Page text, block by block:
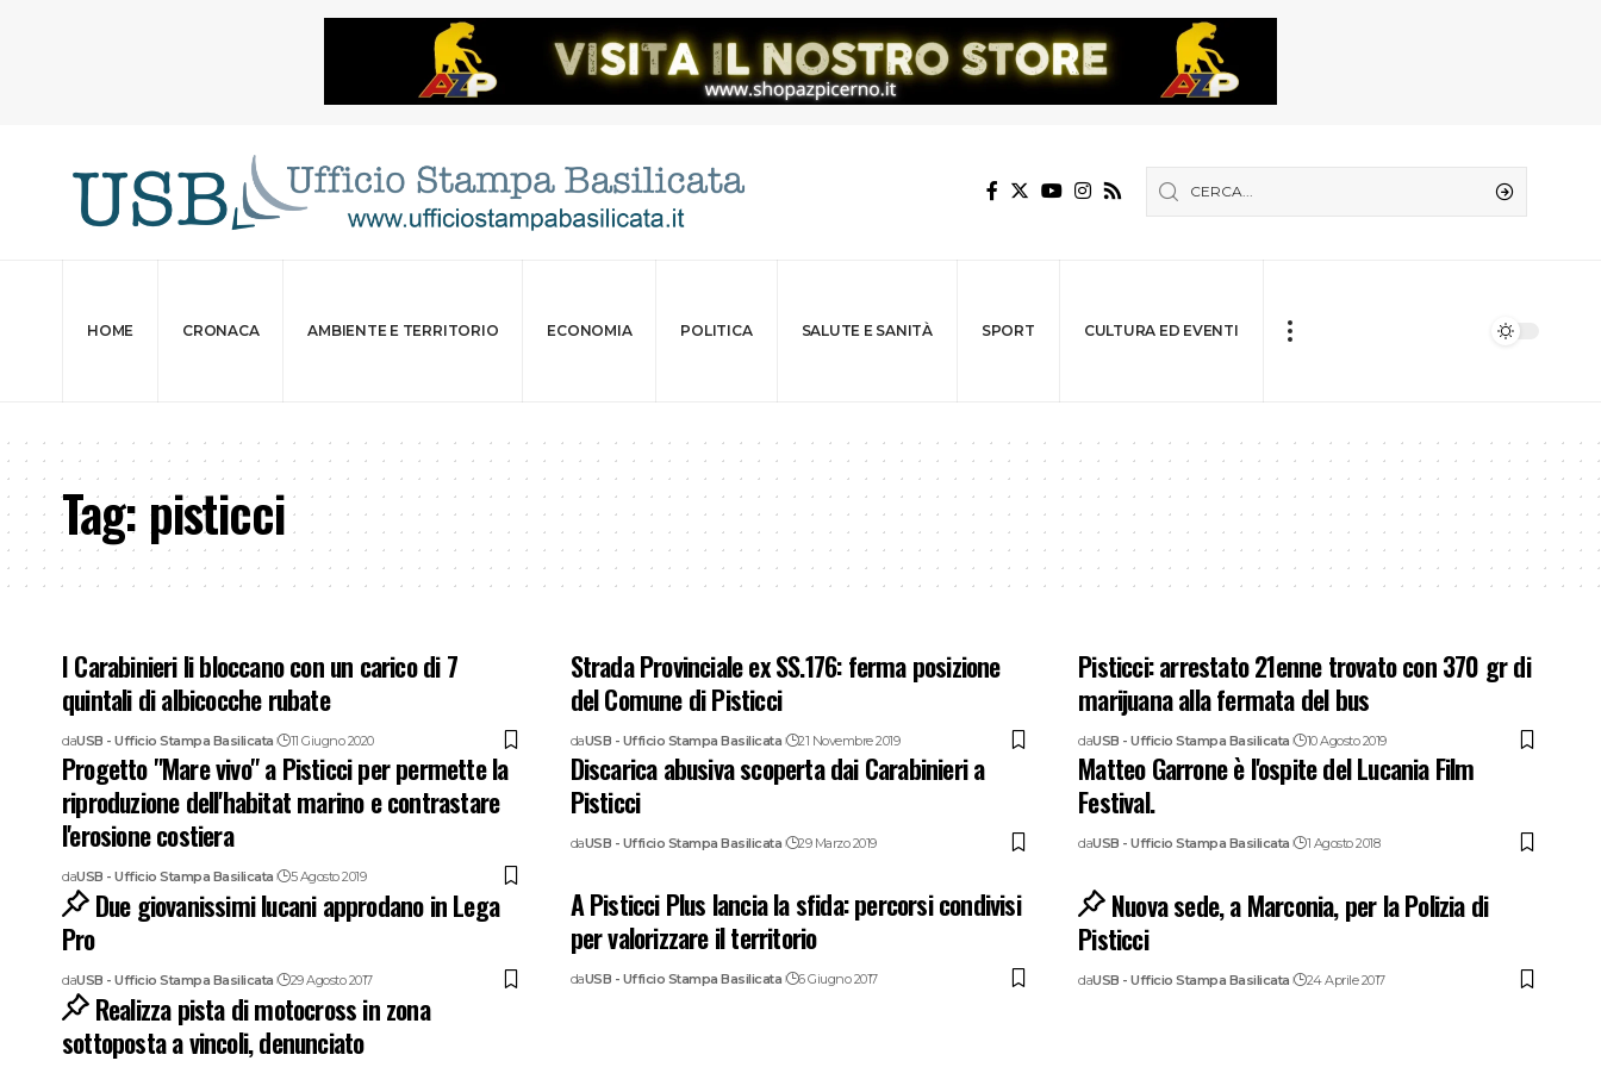
HOME CRONACA AMBIENTE E TERRITORIO ECONOMIA POLITICA SALUTE E SANITÀ SPORT CULTURA ED EVENTI
Tag:pisticci
I Carabinieri li bloccano con un carico di 7
quintali di albicocche rubate
daUSB - Ufficio Stampa Basilicata 11 Giugno 2020
Strada Provinciale ex SS.176: ferma posizione
del Comune di Pisticci
daUSB - Ufficio Stampa Basilicata 21 Novembre 2019
Pisticci: arrestato 21enne trovato con 370 gr di
marijuana alla fermata del bus
daUSB - Ufficio Stampa Basilicata 10 Agosto 2019
Progetto "Mare vivo" a Pisticci per permette la
riproduzione dell'habitat marino e contrastare
l'erosione costiera
daUSB - Ufficio Stampa Basilicata 5 Agosto 2019
Discarica abusiva scoperta dai Carabinieri a
Pisticci
daUSB - Ufficio Stampa Basilicata 29 Marzo 2019
Matteo Garrone è l'ospite del Lucania Film
Festival.
daUSB - Ufficio Stampa Basilicata 1 Agosto 2018
Due giovanissimi lucani approdano in Lega
Pro
daUSB - Ufficio Stampa Basilicata 29 Agosto 2017
A Pisticci Plus lancia la sfida: percorsi condivisi
per valorizzare il territorio
daUSB - Ufficio Stampa Basilicata 6 Giugno 2017
Nuova sede, a Marconia, per la Polizia di
Pisticci
daUSB - Ufficio Stampa Basilicata 24 Aprile 2017
Realizza pista di motocross in zona
sottoposta a vincoli, denunciato